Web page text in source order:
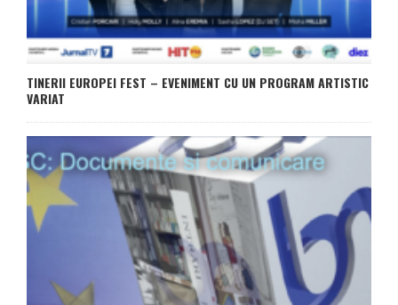
TINERII EUROPEI FEST – EVENIMENT CU UN PROGRAM ARTISTIC
VARIAT